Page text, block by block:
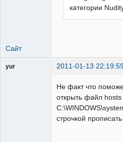
категории
Сайт
yur 2011-01-13
Не факт что
открыть файл hosts
строчкой